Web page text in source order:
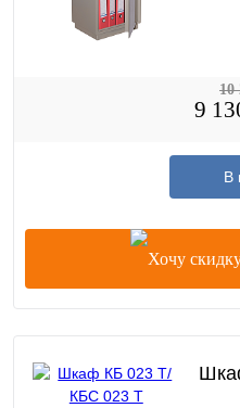
9
10
В